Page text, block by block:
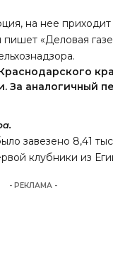
на нее
пишет «Деловая
За аналогичный
завезено 8,41
клубники из
- РЕКЛАМА -